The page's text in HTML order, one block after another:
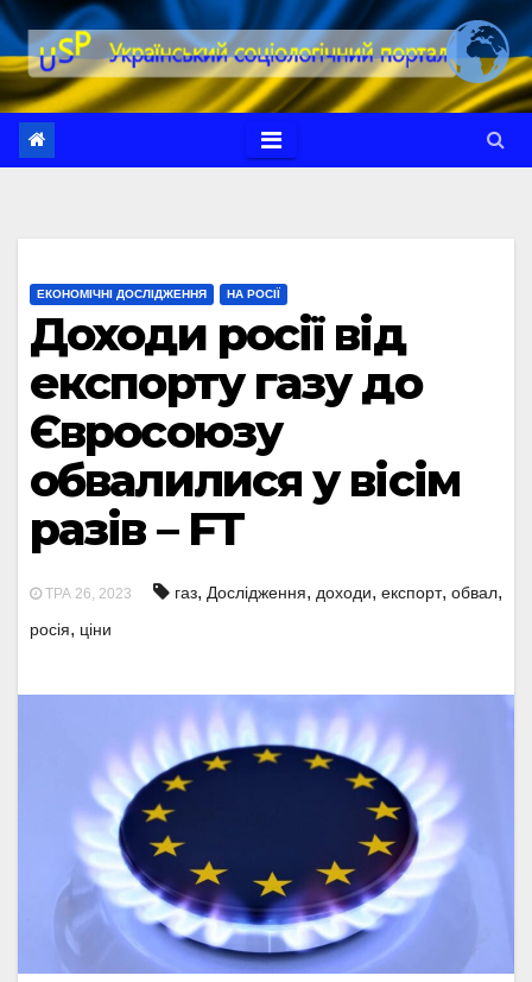
Перейти
до
вмісту
ЕКОНОМІЧНІ ДОСЛІДЖЕННЯ НА РОСІЇ
Доходи росії від
експорту газу до
Євросоюзу
обвалилися у вісім
разів – FT
ТРА 26, 2023 газ, Дослідження, доходи, експорт, обвал,
росія, ціни